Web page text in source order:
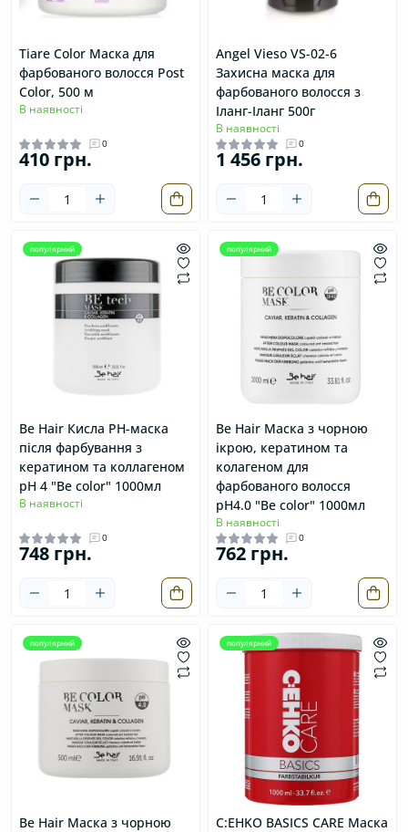
Tiare Color Маска для
фарбованого волосся Post
Color, 500 м
В наявності
0
410 грн.
Angel Vieso VS-02-6
Захисна маска для
фарбованого волосся з
Іланг-Іланг 500г
В наявності
0
1 456 грн.
популярний
Be Hair Кисла РН-маска
після фарбування з
кератином та коллагеном
pH 4 "Be color" 1000мл
В наявності
0
748 грн.
популярний
Be Hair Маска з чорною
ікрою, кератином та
колагеном для
фарбованого волосся
pH4.0 "Be color" 1000мл
В наявності
0
762 грн.
популярний
Be Hair Маска з чорною
популярний
C:EHKO BASICS CARE Маска